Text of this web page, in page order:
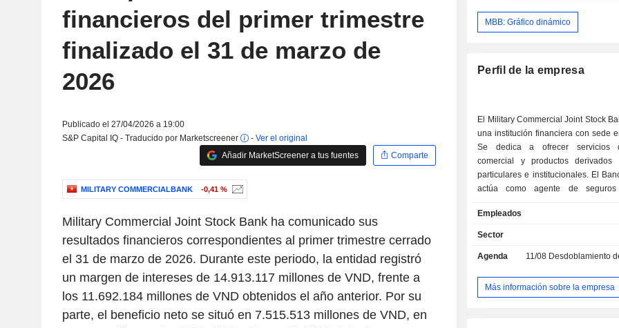
financieros del primer trimestre
finalizado el 31 de marzo de
2026
Publicado el 27/04/2026 a 19:00
S&P Capital IQ - Traducido por Marketscreener
- Ver el original
Añadir MarketScreener a tus fuentes
Comparte
MILITARY COMMERCIALBANK -0,41 %
Military Commercial Joint Stock Bank ha comunicado sus
resultados financieros correspondientes al primer trimestre cerrado
el 31 de marzo de 2026. Durante este periodo, la entidad registró
un margen de intereses de 14.913.117 millones de VND, frente a
los 11.692.184 millones de VND obtenidos el año anterior. Por su
parte, el beneficio neto se situó en 7.515.513 millones de VND, en
MBB: Gráfico dinámico
Perfil de la empresa
El Military Commercial Joint Stock
una institución financiera con sede
Se dedica a ofrecer servicios
comercial y productos derivados
particulares e institucionales. El
actúa como agente de seguros
de bonos y otros papeles de
negociación de valores, así
Banco se dedica a otras
carteras, a través de sus filiales y
asociadas.
Empleados
Sector
Agenda 11/08 Desdoblamiento de acciones/
Más información sobre la empresa